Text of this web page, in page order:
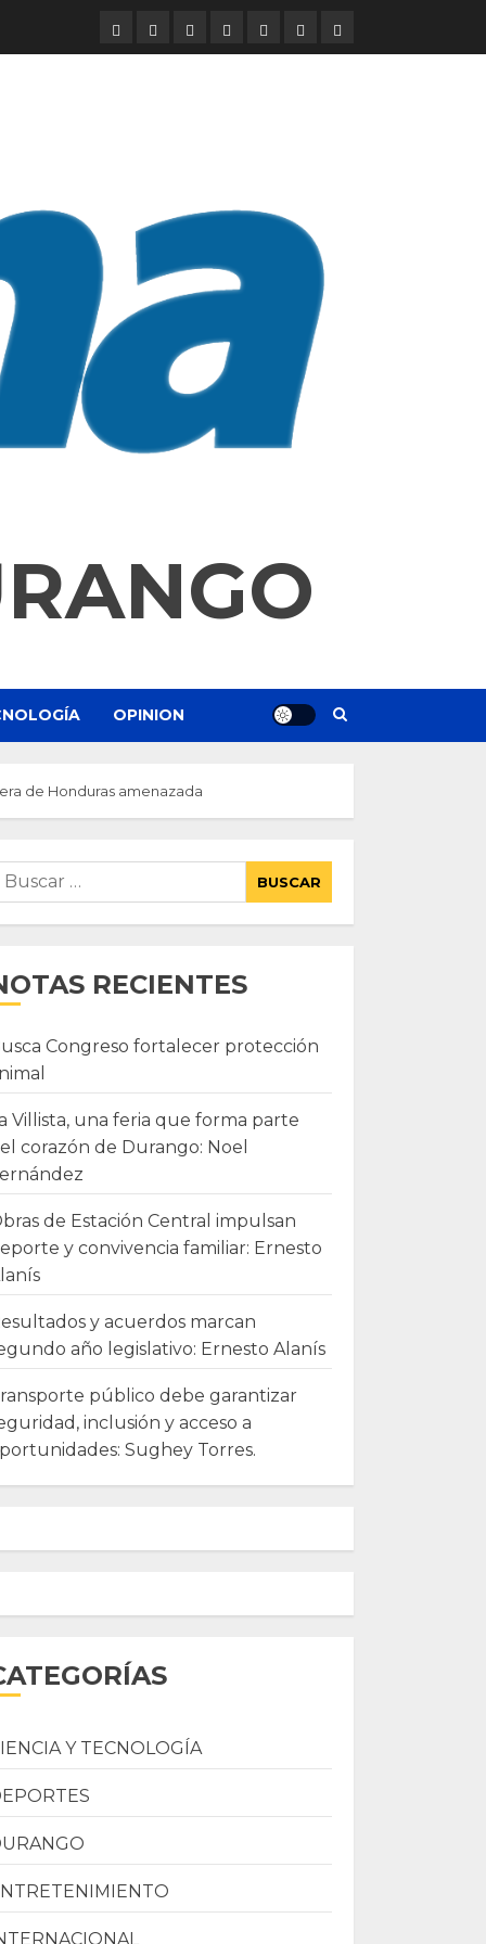
DURANGO
NACIONAL
INTERNACIONAL
DEPORTES
ENTRETENIMIENTO
CIENCIA
Y
OPINION
OPINION
de Honduras amenazada
RECIENTES
Congreso fortalecer protección
Villista, una feria que forma parte
corazón de Durango: Noel
de Estación Central impulsan
y convivencia familiar: Ernesto
y acuerdos marcan
año legislativo: Ernesto Alanís
público debe garantizar
inclusión y acceso a
Sughey Torres.
Y TECNOLOGÍA